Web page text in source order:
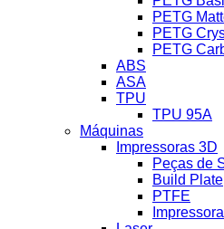
PETG
PETG
PETG
ABS
ASA
TPU
TPU 95A
Máquinas
Impressoras 3D
Peças de
Build Plate
PTFE